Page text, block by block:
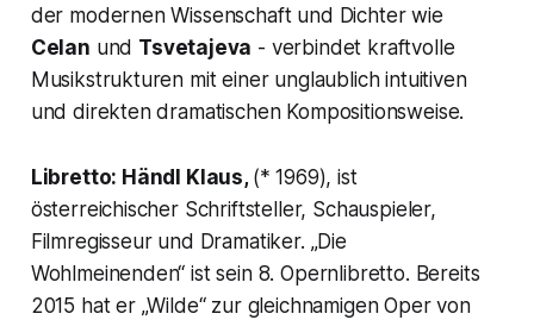
der modernen Wissenschaft und Dichter wie
Celan und Tsvetajeva - verbindet kraftvolle
Musikstrukturen mit einer unglaublich intuitiven
und direkten dramatischen Kompositionsweise.
Libretto: Händl Klaus, (* 1969), ist
österreichischer Schriftsteller, Schauspieler,
Filmregisseur und Dramatiker. „Die
Wohlmeinenden“ ist sein 8. Opernlibretto. Bereits
2015 hat er „Wilde“ zur gleichnamigen Oper von